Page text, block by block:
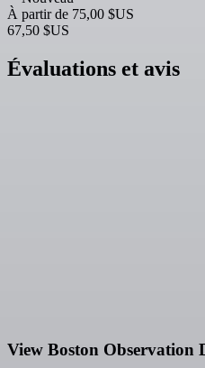
À partir de 75,00 $US
67,50 $US
Évaluations et avis
View Boston Observation